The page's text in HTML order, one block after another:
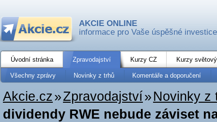
AKCIE ONLINE
informace pro Vaše úspěšné investice
Úvodní stránka Zpravodajství Kurzy CZ Kurzy
Všechny zprávy Novinky z trhů Komentáře a doporučení
Akcie.cz»Zpravodajství» Novinky z
dividendy RWE nebude záviset